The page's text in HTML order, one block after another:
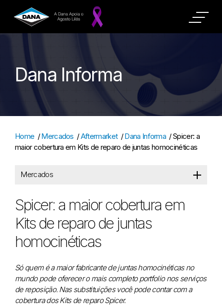
Dana Informa
Home /Mercados /Aftermarket /Dana Informa /Spicer: a
maior cobertura em Kits de reparo de juntas homocinéticas
Mercados
Spicer: a maior cobertura em
Kits de reparo de juntas
homocinéticas
Só quem é a maior fabricante de juntas homocinéticas no
mundo pode oferecer o mais completo portfolio nos serviços
de reposição. Nas substituições você pode contar com a
cobertura dos Kits de reparo Spicer.